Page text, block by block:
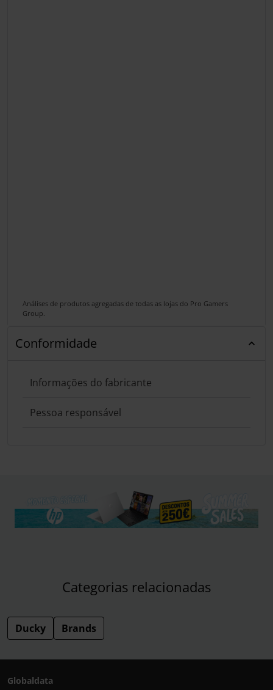
Análises de produtos agregadas de todas as lojas do Pro Gamers
Group.
Conformidade
Informações do fabricante
Pessoa responsável
Categorias relacionadas
Ducky Brands
Globaldata